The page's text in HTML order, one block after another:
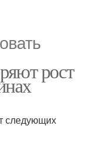
рост
следующих